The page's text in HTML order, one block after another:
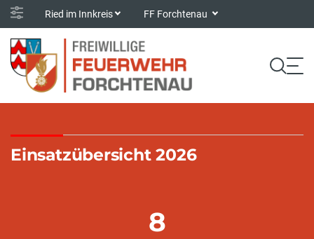
Ried im Innkreis FF Forchtenau
Einsatzübersicht 2026
8